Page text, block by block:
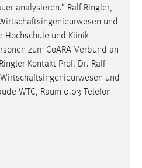
analysieren.“ Ralf Ringler,
und
Hochschule und Klinik
zum CoARA-Verbund an
Kontakt Prof. Dr. Ralf
und
WTC, Raum 0.03 Telefon